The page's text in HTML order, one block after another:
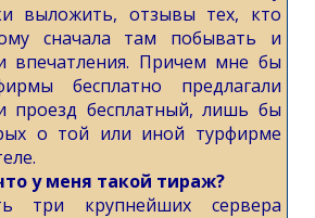
выложить, отзывы тех, кто
сначала там побывать и
впечатления. Причем мне бы
бесплатно предлагали
проезд бесплатный, лишь бы
о той или иной турфирме
у меня такой тираж?
три крупнейших сервера